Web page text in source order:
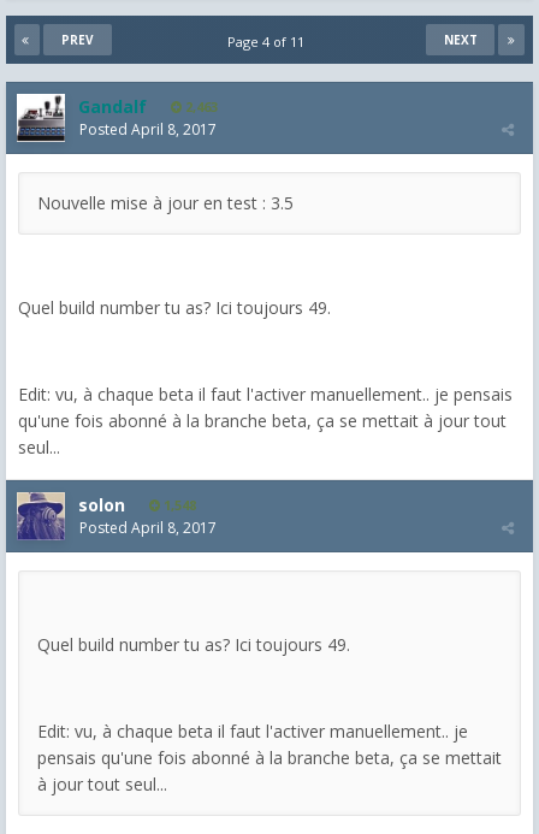
PREV NEXT
Page 4 of 11
Gandalf 2,463
Posted April 8, 2017
Nouvelle mise à jour en test : 3.5
Quel build number tu as? Ici toujours 49.
Edit: vu, à chaque beta il faut l'activer manuellement.. je pensais
qu'une fois abonné à la branche beta, ça se mettait à jour tout
seul...
solon 1,548
Posted April 8, 2017
Quel build number tu as? Ici toujours 49.
Edit: vu, à chaque beta il faut l'activer manuellement.. je
pensais qu'une fois abonné à la branche beta, ça se mettait
à jour tout seul...